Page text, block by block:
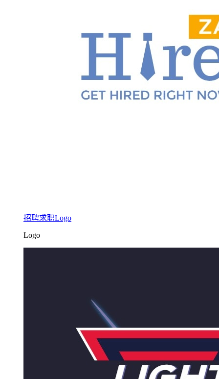
招聘求职Logo
Logo